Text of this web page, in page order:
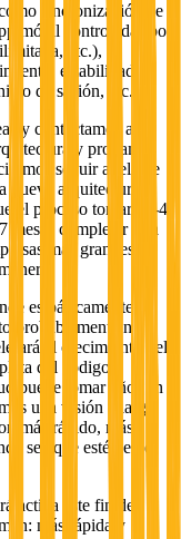
sincronización de
móvil controladas por
etc.),
estabilidad,
de sesión, etc.)
y contactamos a
y probamos
seguir adelante
nueva arquitectura
el proceso tomara 3-4
meses completar esta
más grandes,
es básicamente
probablemente no
el crecimiento del
del código,
puede tomar años en
una visión a largo
más rápido, más
sea que estén en el
activa este fin de
más rápida y